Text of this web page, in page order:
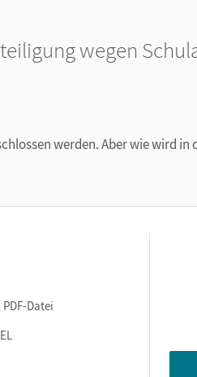
wegen
werden. Aber wie wird in
PDF-Datei